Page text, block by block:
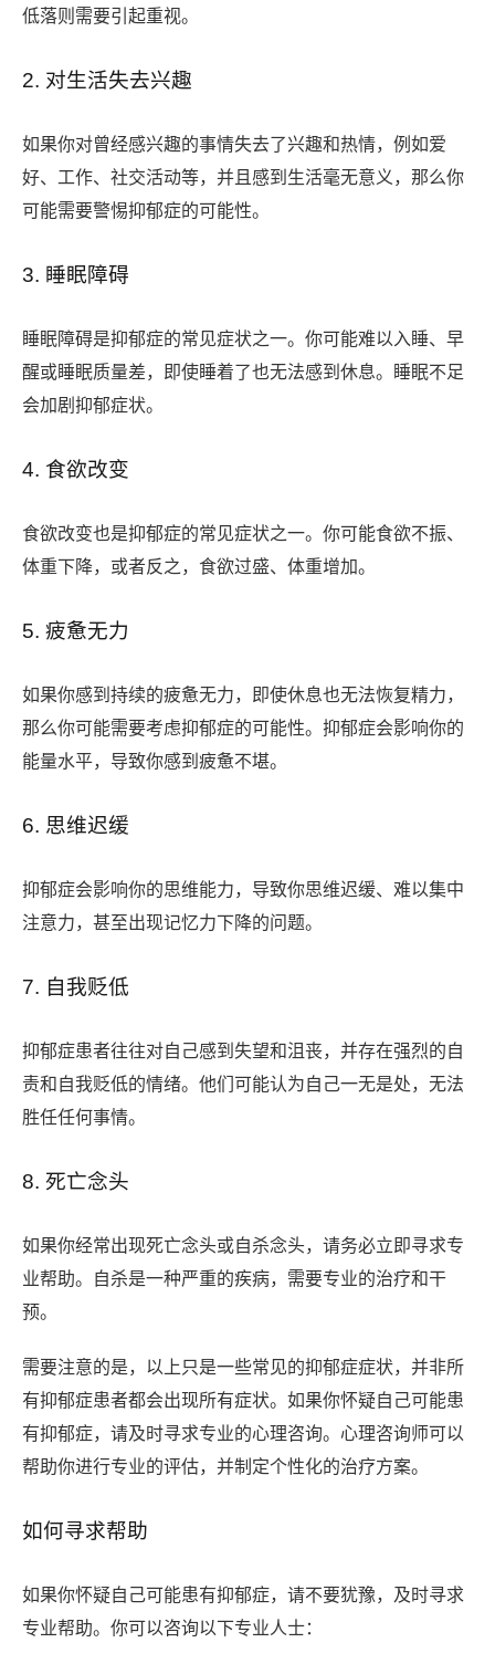
低落则需要引起重视。
2. 对生活失去兴趣
如果你对曾经感兴趣的事情失去了兴趣和热情，例如爱
好、工作、社交活动等，并且感到生活毫无意义，那么你
可能需要警惕抑郁症的可能性。
3. 睡眠障碍
睡眠障碍是抑郁症的常见症状之一。你可能难以入睡、早
醒或睡眠质量差，即使睡着了也无法感到休息。睡眠不足
会加剧抑郁症状。
4. 食欲改变
食欲改变也是抑郁症的常见症状之一。你可能食欲不振、
体重下降，或者反之，食欲过盛、体重增加。
5. 疲惫无力
如果你感到持续的疲惫无力，即使休息也无法恢复精力，
那么你可能需要考虑抑郁症的可能性。抑郁症会影响你的
能量水平，导致你感到疲惫不堪。
6. 思维迟缓
抑郁症会影响你的思维能力，导致你思维迟缓、难以集中
注意力，甚至出现记忆力下降的问题。
7. 自我贬低
抑郁症患者往往对自己感到失望和沮丧，并存在强烈的自
责和自我贬低的情绪。他们可能认为自己一无是处，无法
胜任任何事情。
8. 死亡念头
如果你经常出现死亡念头或自杀念头，请务必立即寻求专
业帮助。自杀是一种严重的疾病，需要专业的治疗和干
预。
需要注意的是，以上只是一些常见的抑郁症症状，并非所
有抑郁症患者都会出现所有症状。如果你怀疑自己可能患
有抑郁症，请及时寻求专业的心理咨询。心理咨询师可以
帮助你进行专业的评估，并制定个性化的治疗方案。
如何寻求帮助
如果你怀疑自己可能患有抑郁症，请不要犹豫，及时寻求
专业帮助。你可以咨询以下专业人士：